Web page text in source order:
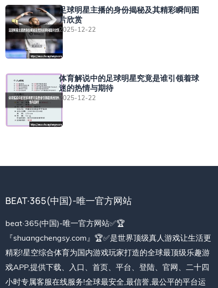
足球明星主播的身份揭秘及其精彩瞬间图
片欣赏
2025-12-22
体育解说中的足球明星究竟是谁引领着球
迷的热情与期待
2025-12-22
BEAT·365(中国)-唯一官方网站
beat·365(中国)-唯一官方网站✅🏆
『shuangchengsy.com』🏆✅是世界顶级真人游戏让生活更
精彩!星空综合体育为国内游戏玩家打造的全球最顶级乐趣游
戏APP,提供下载、入口、首页、平台、登陆、官网、二十四
小时专属客服在线服务!全球最安全,最信誉,最公平的平台运